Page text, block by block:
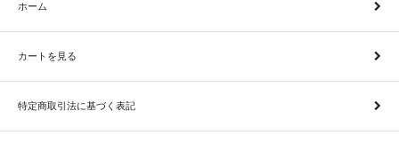
ホーム
カートを見る
特定商取引法に基づく表記